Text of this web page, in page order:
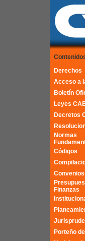
Derechos
Acceso a
Boletín
Leyes
Decretos
Normas
Códigos
Convenios
Finanzas
Porteño